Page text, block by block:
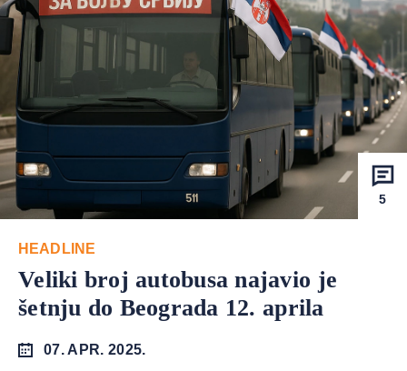
5
HEADLINE
Veliki broj autobusa najavio je
šetnju do Beograda 12. aprila
07. APR. 2025.